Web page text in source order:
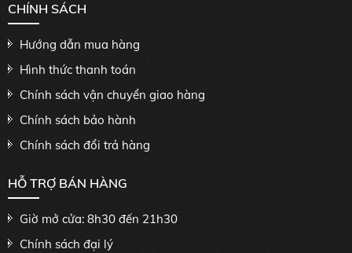
CHÍNH SÁCH
Hướng dẫn mua hàng
Hình thức thanh toán
Chính sách vận chuyển giao hàng
Chính sách bảo hành
Chính sách đổi trả hàng
HỖ TRỢ BÁN HÀNG
Giờ mở cửa: 8h30 đến 21h30
Chính sách đại lý